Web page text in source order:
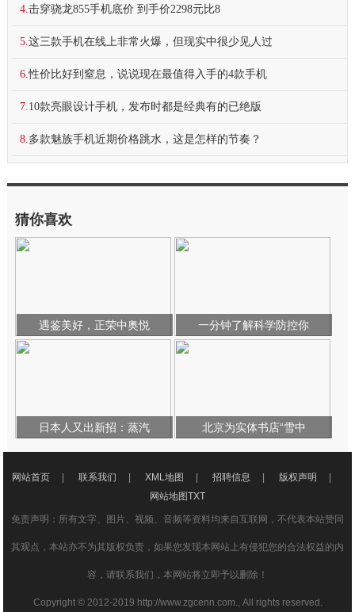
4.击穿骁龙855手机底价 到手价2298元比8
5.这三款手机在线上非常火爆，但现实中很少见人过
6.性价比好到窒息，说说现在最值得入手的4款手机
7.10款亮眼设计手机，发布时都是经典有的已绝版
8.多款魅族手机近期价格跳水，这是怎样的节奏？
猜你喜欢
遇鉴美好，正荣中奥悦 一分钟了解科学防控你
日本人又出新招：蒸汽 北京为实体书店“雪中
网站首页 联系我们 XML地图 招聘信息 版权声明
网站地图TXT
免责声明：所有文字、图片、视频、音频等资料均来自互联网，不代表本站赞同
其观点，本站亦不为其版权负责，如果您发现本网站上有侵犯您的合法权益的内
容，请联系我们，本网站将立即予以删除！
Copyright © 2012-2019 http://www.zgcenn.com., All rights reserved.